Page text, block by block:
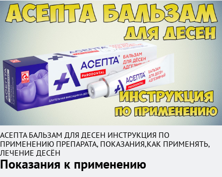
АСЕПТА БАЛЬЗАМ ДЛЯ ДЕСЕН ИНСТРУКЦИЯ ПО
ПРИМЕНЕНИЮ ПРЕПАРАТА, ПОКАЗАНИЯ,КАК ПРИМЕНЯТЬ,
ЛЕЧЕНИЕ ДЕСЁН
Показания к применению